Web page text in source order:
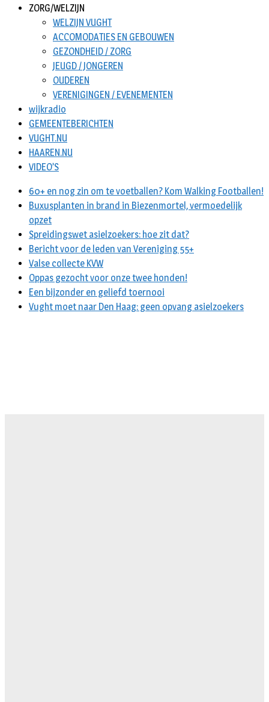
ZORG/WELZIJN
WELZIJN VUGHT
ACCOMODATIES EN GEBOUWEN
GEZONDHEID / ZORG
JEUGD / JONGEREN
OUDEREN
VERENIGINGEN / EVENEMENTEN
wijkradio
GEMEENTEBERICHTEN
VUGHT.NU
HAAREN.NU
VIDEO’S
60+ en nog zin om te voetballen? Kom Walking Footballen!
Buxusplanten in brand in Biezenmortel, vermoedelijk
opzet
Spreidingswet asielzoekers: hoe zit dat?
Bericht voor de leden van Vereniging 55+
Valse collecte KVW
Oppas gezocht voor onze twee honden!
Een bijzonder en geliefd toernooi
Vught moet naar Den Haag: geen opvang asielzoekers